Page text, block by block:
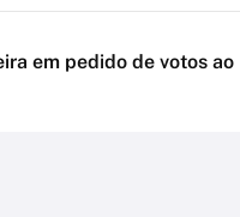
em pedido de votos ao